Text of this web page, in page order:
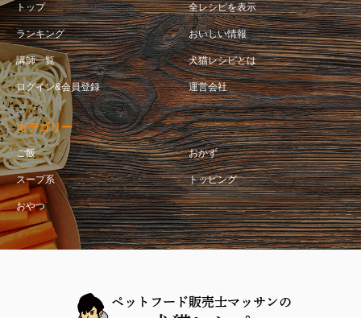
トップ 全レシピを表示
ランキング おいしい情報
講師一覧 犬猫レシピとは
ログイン&会員登録 運営会社
カテゴリー
ご飯 おかず
スープ系 トッピング
おやつ